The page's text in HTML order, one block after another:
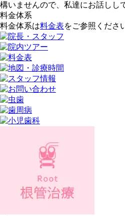
構いませんので、私達にお話しし
料金体系
料金体系は料金表をご参照くださ